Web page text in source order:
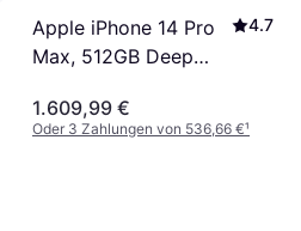
Apple iPhone 14 Pro
Max, 512GB Deep
4.7
1.609,99 €
Oder 3 Zahlungen von 536,66 €¹